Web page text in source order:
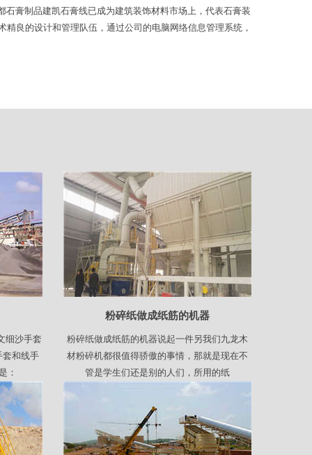
膏制品建凯石膏线已成为建筑装饰材料市场上，代表石膏装
良的设计和管理队伍，通过公司的电脑网络信息管理系统，
细沙手套
套和线手
：
粉碎纸做成纸筋的机器
粉碎纸做成纸筋的机器说起一件另我们九龙木
材粉碎机都很值得骄傲的事情，那就是现在不
管是学生们还是别的人们，所用的纸